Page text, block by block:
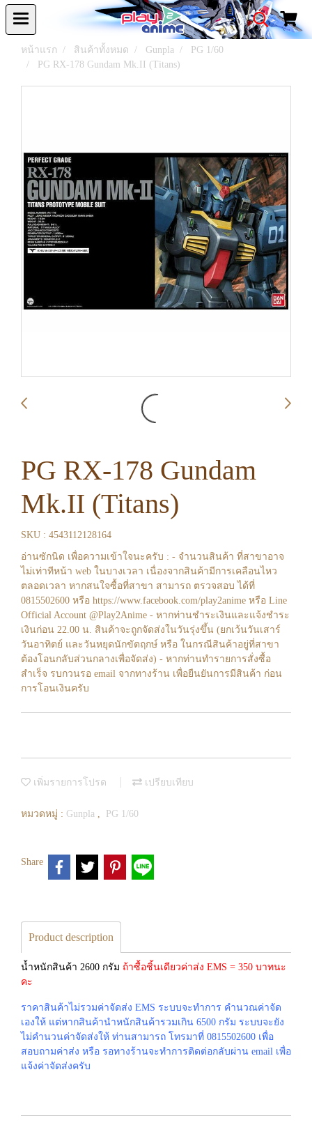
หน้าแรก สินค้าทั้งหมด Gunpla
PG 1/60
PG RX-178 Gundam Mk.II (Titans)
PG RX-178 Gundam
Mk.II (Titans)
SKU : 4543112128164
อ่านซักนิด เพื่อความเข้าใจนะครับ : - จำนวนสินค้า ที่สาขาอาจ
ไม่เท่าทีหน้า web ในบางเวลา เนื่องจากสินค้ามีการเคลือนไหว
ตลอดเวลา หากสนใจซื้อที่สาขา สามารถ ตรวจสอบ ได้ที่
0815502600 หรือ https://www.facebook.com/play2anime หรือ Line
Official Account @Play2Anime - หากท่านชำระเงินและแจ้งชำระ
เงินก่อน 22.00 น. สินค้าจะถูกจัดส่งในวันรุ่งขึ้น (ยกเว้นวันเสาร์
วันอาทิตย์ และวันหยุดนักขัตฤกษ์ หรือ ในกรณีสินค้าอยู่ที่สาขา
ต้องโอนกลับส่วนกลางเพื่อจัดส่ง) - หากท่านทำรายการสั่งซื้อ
สำเร็จ รบกวนรอ email จากทางร้าน เพื่อยืนยันการมีสินค้า ก่อน
การโอนเงินครับ
เพิ่มรายการโปรด เปรียบเทียบ
หมวดหมู่ : Gunpla , PG 1/60
Share
Product description
น้ำหนักสินค้า 2600 กรัม ถ้าซื้อชิ้นเดียวค่าส่ง EMS = 350 บาทนะ
คะ
ราคาสินค้าไม่รวมค่าจัดส่ง EMS ระบบจะทำการ คำนวณค่าจัด
เองให้ แต่หากสินค้านำหนักสินค้ารวมเกิน 6500 กรัม ระบบจะยัง
ไม่คำนวนค่าจัดส่งให้ ท่านสามารถ โทรมาที่ 0815502600 เพื่อ
สอบถามค่าส่ง หรือ รอทางร้านจะทำการติดต่อกลับผ่าน email เพื่อ
แจ้งค่าจัดส่งครับ